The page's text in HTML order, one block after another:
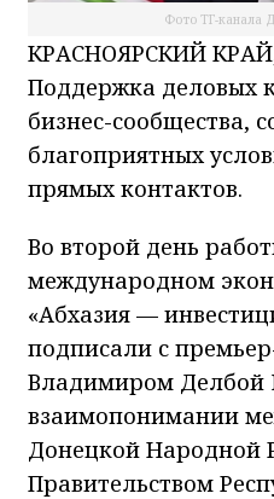
Фото ТГ-канала
КРАСНОЯРСКИЙ
Поддержка деловых
бизнес-сообщества,
благоприятных
прямых контактов.
Во второй день
международном
«Абхазия —
подписали с
Владимиром Делбой
взаимопонимании
Донецкой Народной
Правительством